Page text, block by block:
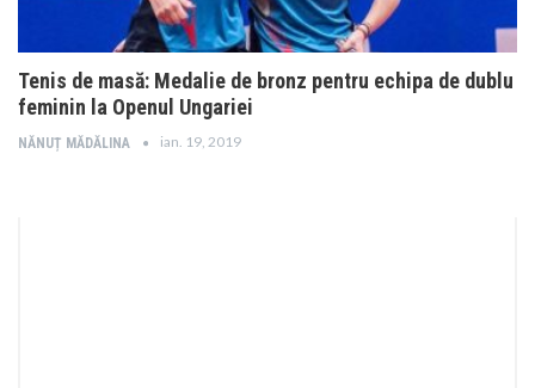
Tenis de masă: Medalie de bronz pentru echipa de dublu
feminin la Openul Ungariei
NĂNUȚ MĂDĂLINA ian. 19, 2019